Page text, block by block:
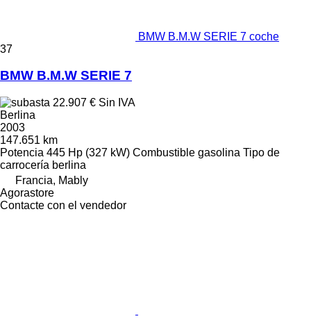
BMW B.M.W SERIE 7 coche
37
BMW B.M.W SERIE 7
22.907 € Sin IVA
Berlina
2003
147.651 km
Potencia 445 Hp (327 kW) Combustible gasolina Tipo de
carrocería berlina
Francia, Mably
Agorastore
Contacte con el vendedor